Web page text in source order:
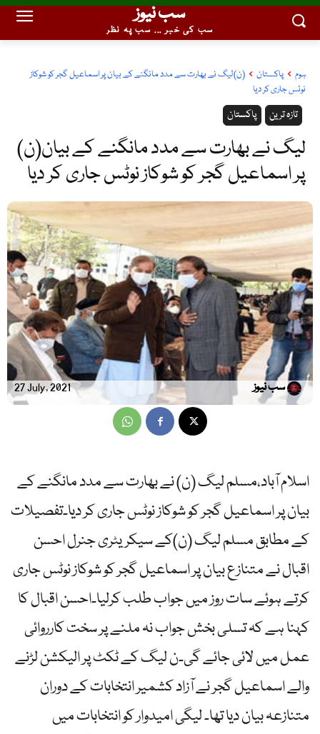
سب نیوز
سب کی خبر ... سب پہ نظر
ہوم پاکستان
(ن)لیگ نے بھارت سے مدد مانگنے کے بیان پر اسماعیل گجر کو شوکاز
نوٹس جاری کر دیا
پاکستان تازہ ترین
(ن)لیگ نے بھارت سے مدد مانگنے کے بیان
پر اسماعیل گجر کو شوکاز نوٹس جاری کر دیا
27 July, 2021 سب نیوز
اسلام آباد،مسلم لیگ (ن) نے بھارت سے مدد مانگنے کے
بیان پر اسماعیل گجر کو شوکاز نوٹس جاری کر دیا۔تفصیلات
کے مطابق مسلم لیگ (ن)کے سیکریٹری جنرل احسن
اقبال نے متنازع بیان پر اسماعیل گجر کو شوکاز نوٹس جاری
کرتے ہوئے سات روز میں جواب طلب کرلیا۔احسن اقبال کا
کہنا ہے کہ تسلی بخش جواب نہ ملنے پر سخت کارروائی
عمل میں لائی جائے گی۔ن لیگ کے ٹکٹ پر الیکشن لڑنے
والے اسماعیل گجر نے آزاد کشمیر انتخابات کے دوران
متنازعہ بیان دیا تھا۔ لیگی امیدوار کو انتخابات میں